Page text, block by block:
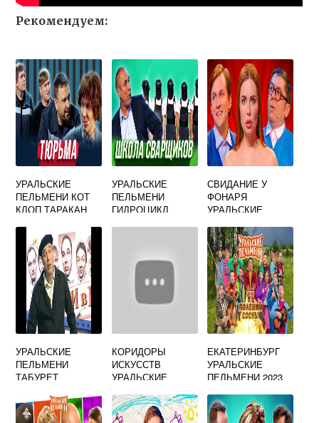
Рекомендуем:
УРАЛЬСКИЕ
ПЕЛЬМЕНИ КОТ
КЛОП ТАРАКАН
УРАЛЬСКИЕ
ПЕЛЬМЕНИ
ГИДРОЦИКЛ
СВИДАНИЕ У
ФОНАРЯ
УРАЛЬСКИЕ
УРАЛЬСКИЕ
ПЕЛЬМЕНИ
ТАБУРЕТ
КОРИДОРЫ
ИСКУССТВ
УРАЛЬСКИЕ
ЕКАТЕРИНБУРГ
УРАЛЬСКИЕ
ПЕЛЬМЕНИ 2023